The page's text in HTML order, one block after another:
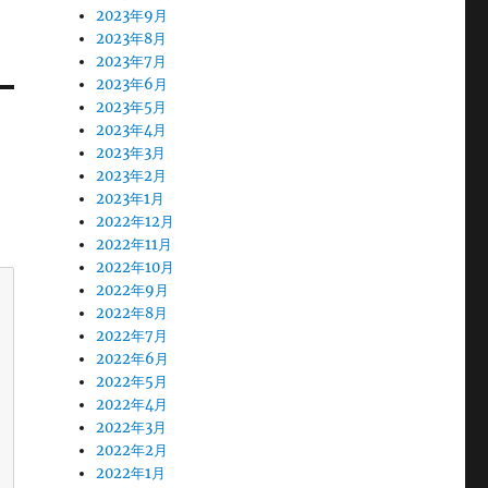
2023年9月
2023年8月
2023年7月
2023年6月
2023年5月
2023年4月
2023年3月
2023年2月
2023年1月
2022年12月
2022年11月
2022年10月
2022年9月
2022年8月
2022年7月
2022年6月
2022年5月
2022年4月
2022年3月
2022年2月
2022年1月